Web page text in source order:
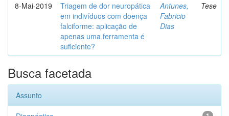
8-Mai-2019
Triagem de dor neuropática
em indivíduos com doença
falciforme: aplicação de
apenas uma ferramenta é
suficiente?
Antunes,
Fabricio
Dias
Tese
Busca facetada
Assunto